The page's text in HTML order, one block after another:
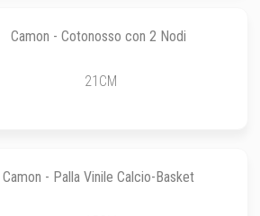
Camon - Cotonosso con 2 Nodi
21CM
Camon - Palla Vinile Calcio-Basket